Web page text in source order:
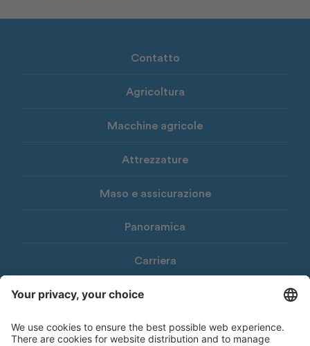
Contatto
Agricoltura
Macchine agricole
Attrezzature
Maso e assicurazione
Panoramica
Carriera
Download
Newsletter Consorzio Agrario